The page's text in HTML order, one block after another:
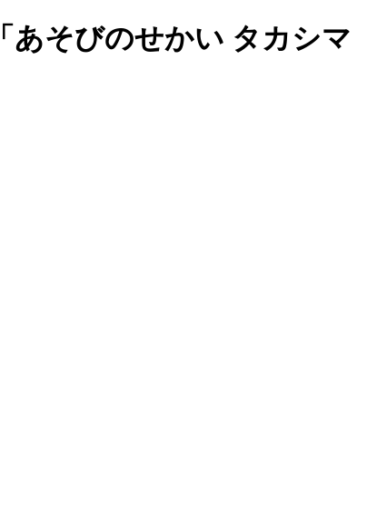
あそびのせかい タカシマ